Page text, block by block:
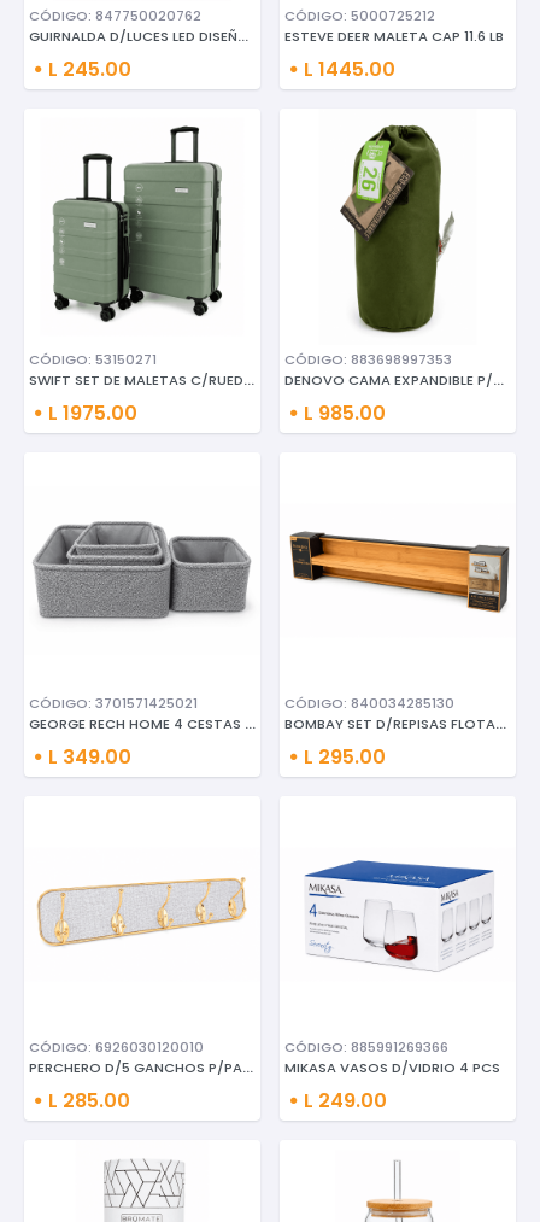
CÓDIGO: 847750020762
GUIRNALDA D/LUCES LED DISEÑO D
L 245.00
CÓDIGO: 5000725212
ESTEVE DEER MALETA CAP 11.6 LB
L 1445.00
CÓDIGO: 53150271
SWIFT SET DE MALETAS C/RUEDAS
L 1975.00
CÓDIGO: 883698997353
DENOVO CAMA EXPANDIBLE P/CAMPI
L 985.00
CÓDIGO: 3701571425021
GEORGE RECH HOME 4 CESTAS D/AL
L 349.00
CÓDIGO: 840034285130
BOMBAY SET D/REPISAS FLOTANTES
L 295.00
CÓDIGO: 6926030120010
PERCHERO D/5 GANCHOS P/PARED D
L 285.00
CÓDIGO: 885991269366
MIKASA VASOS D/VIDRIO 4 PCS
L 249.00